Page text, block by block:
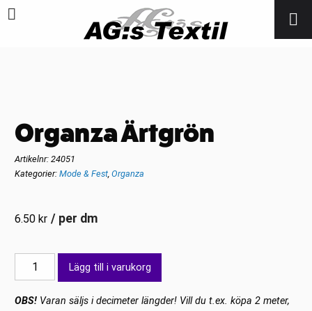
Organza Ärtgrön
Artikelnr:24051
Kategorier:Mode & Fest,Organza
6.50kr / per dm
Organza
Ärtgrön
mängd
Lägg till i varukorg
OBS! Varan säljs i decimeter längder! Vill du t.ex. köpa 2 meter,